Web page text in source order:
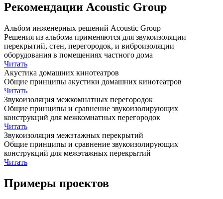
Рекомендации Acoustic Group
Альбом инженерных решений Acoustic Group
Решения из альбома применяются для звукоизоляции
перекрытий, стен, перегородок, и виброизоляции
оборудования в помещениях частного дома
Читать
Акустика домашних кинотеатров
Общие принципы акустики домашних кинотеатров
Читать
Звукоизоляция межкомнатных перегородок
Общие принципы и сравнение звукоизолирующих
конструкций для межкомнатных перегородок
Читать
Звукоизоляция межэтажных перекрытий
Общие принципы и сравнение звукоизолирующих
конструкций для межэтажных перекрытий
Читать
Примеры проектов